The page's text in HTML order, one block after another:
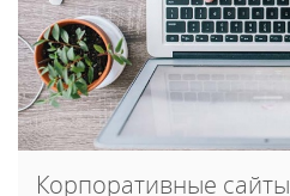
Корпоративные сайты